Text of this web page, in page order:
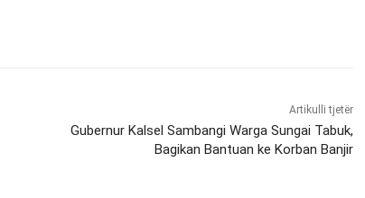
Artikulli tjetër
Gubernur Kalsel Sambangi Warga Sungai Tabuk,
Bagikan Bantuan ke Korban Banjir